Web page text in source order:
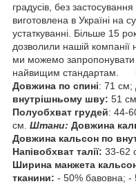
градусів без застосування
виготовлена в Україні на
устаткуванні Більше 15
дозволили нашій компанії
ми можемо запропонувати
найвищим стандартам
Довжина по спині: 71 см;
внутрішньому шву: 51
Полуобхват грудей: 44-
см. Штани: Довжина
Довжина кальсон по
Напівобхват талії: 33-62
Ширина манжета
тканини: - 50% бавовна; -